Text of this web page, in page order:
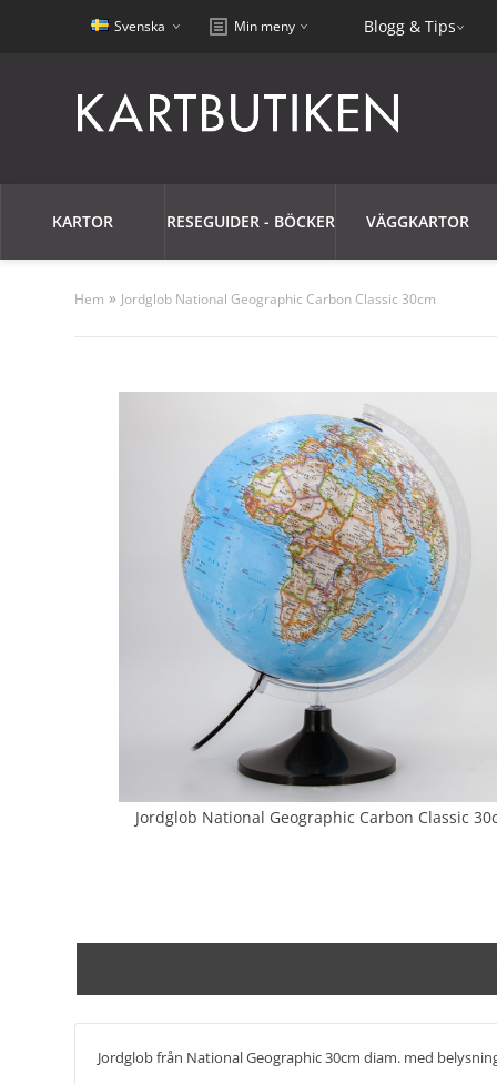
Svenska Min meny Blogg & Tips
KARTOR RESEGUIDER - BÖCKER VÄGGKARTOR
Hem » Jordglob National Geographic Carbon Classic 30cm
Jordglob National Geographic Carbon Classic
Jordglob från National Geographic 30cm diam. med